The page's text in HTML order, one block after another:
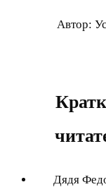
Автор:
Дядя